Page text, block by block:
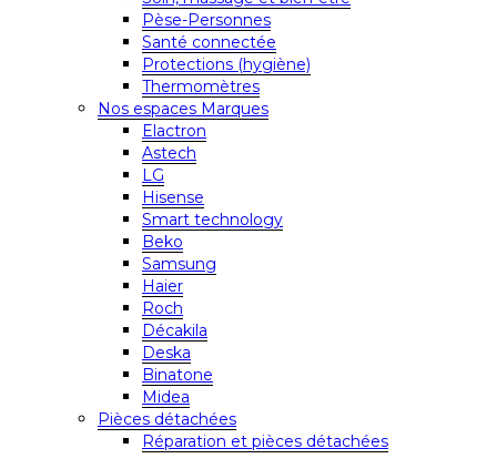
Pèse-Personnes
Santé connectée
Protections (hygiène)
Thermomètres
Nos espaces Marques
Elactron
Astech
LG
Hisense
Smart technology
Beko
Samsung
Haier
Roch
Décakila
Deska
Binatone
Midea
Pièces détachées
Réparation et pièces détachées